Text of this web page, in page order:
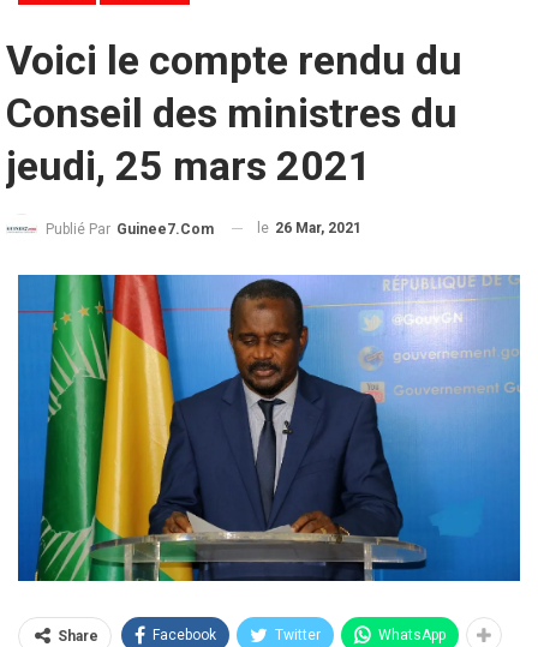
Voici le compte rendu du
Conseil des ministres du
jeudi, 25 mars 2021
Publié Par Guinee7.com le 26 Mar, 2021
Share Facebook Twitter WhatsApp